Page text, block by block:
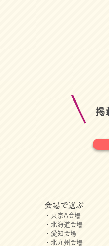
掲
会場で選ぶ
・東京A会場
・北海道会場
・愛知会場
・北九州会場